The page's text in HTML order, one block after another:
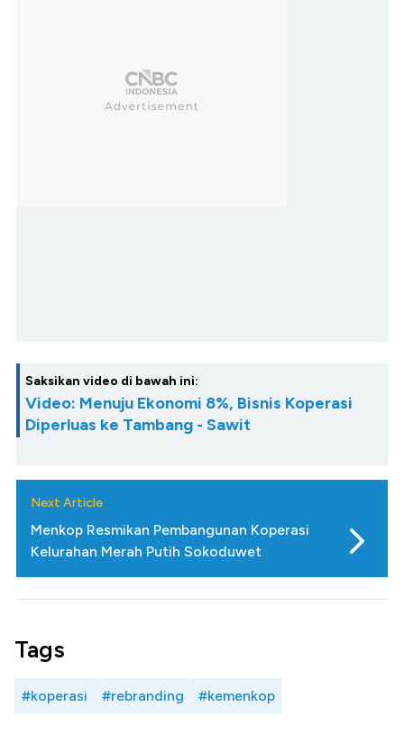
Saksikan video di bawah ini:
Video: Menuju Ekonomi 8%, Bisnis Koperasi
Diperluas ke Tambang - Sawit
Next Article
Menkop Resmikan Pembangunan Koperasi
Kelurahan Merah Putih Sokoduwet
Tags
#koperasi #rebranding #kemenkop